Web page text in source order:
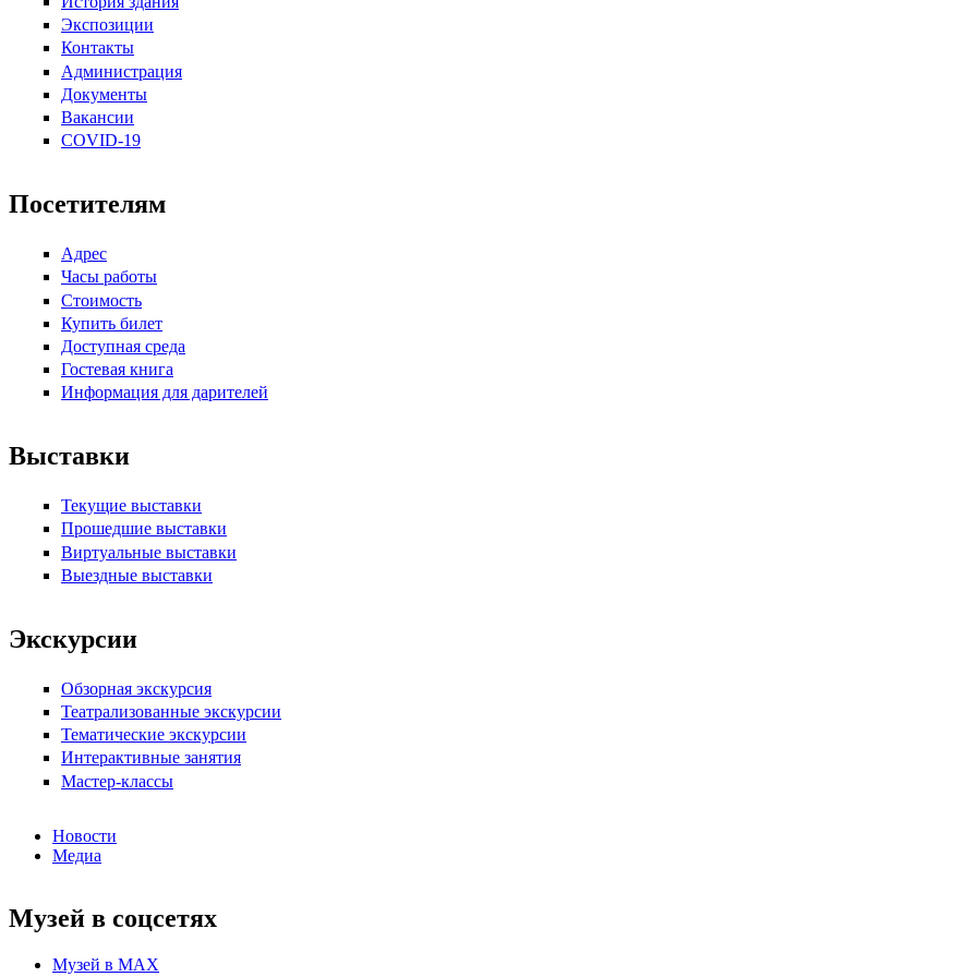
Экспозиции
Контакты
Администрация
Документы
Вакансии
COVID-19
Посетителям
Адрес
Часы работы
Стоимость
Купить билет
Доступная среда
Гостевая книга
Информация для дарителей
Выставки
Текущие выставки
Прошедшие выставки
Виртуальные выставки
Выездные выставки
Экскурсии
Обзорная экскурсия
Театрализованные экскурсии
Тематические экскурсии
Интерактивные занятия
Мастер-классы
Новости
Медиа
Музей в соцсетях
Музей в МАХ